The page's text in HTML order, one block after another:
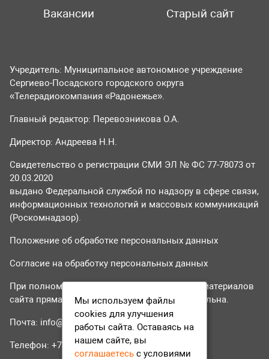
Вакансии
Старый сайт
Учредитель: Муниципальное автономное учреждение
Сергиево-Посадского городского округа
«Телерадиокомпания «Радонежье».
Главный редактор: Перевозникова О.А.
Директор: Андреева Н.Н.
Свидетельство о регистрации СМИ ЭЛ № ФС 77-78073 от
20.03.2020
выдано Федеральной службой по надзору в сфере связи,
информационных технологий и массовых коммуникаций
(Роскомнадзор).
Положение об обработке персональных данных
Согласие на обработку персональных данных
При полном или частичном использовании материалов
сайта прямая гиперссылка на tvr24.tv обязательна.
Почта: info@tvr24.tv
Телефон: +7 (496) 551-04-95
Мы используем файлы
cookies для улучшения
работы сайта. Оставаясь на
нашем сайте, вы
соглашаетесь с условиями